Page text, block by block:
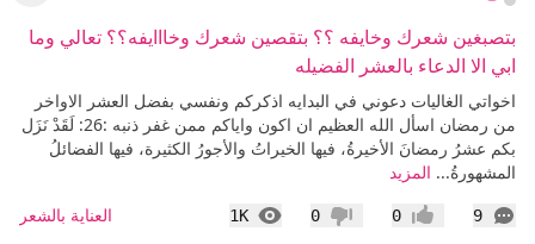
بتصبغين شعرك وخايفه ؟؟ بتقصين شعرك وخااايفه؟؟ تعالي وما
ابي الا الدعاء بالعشر الفضيله
اخواتي الغاليات دعوني في البدايه اذكركم ونفسي بفضل العشر الاواخر
من رمضان اسأل الله العظيم ان اكون واياكم ممن غفر ذنبه :26: لَقَدْ نَزَل
بكم عشرُ رمضانَ الأخيرةُ، فيها الخيراتُ والأجورُ الكثيرة، فيها الفضائلُ
المشهورةُ... المزيد
9
التعليقات إعجاب0 عدم إعجاب
0
1K
المشاهدات العناية بالشعر